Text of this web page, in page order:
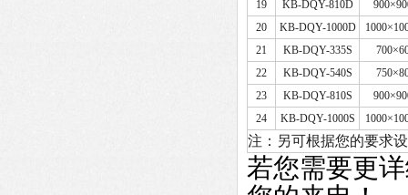
19
KB-DQY-810D
20
KB-DQY-1000D
21
KB-DQY-335S
22
KB-DQY-540S
23
KB-DQY-810S
24
KB-DQY-1000S
注：另可根据您的要求
若您需要更